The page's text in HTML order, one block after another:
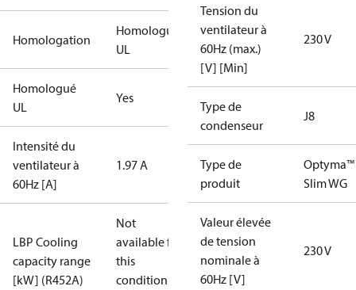
Homologation
Homologué
UL
Homologué
UL
Yes
Intensité du
ventilateur à
60Hz [A]
1.97 A
LBP Cooling
capacity range
[kW] (R452A)
Not
available for
this
condition /
Tension du
ventilateur à
60Hz (max.)
[V] [Min]
230 V
Type de
condenseur
J8
Type de
produit
Optyma™
Slim WG
Valeur élevée
de tension
nominale à
60Hz [V]
230 V